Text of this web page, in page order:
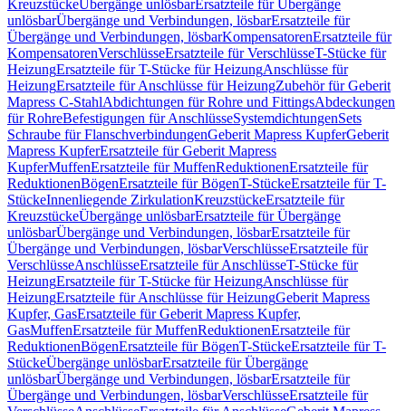
KreuzstückeÜbergänge unlösbarErsatzteile für Übergänge
unlösbarÜbergänge und Verbindungen, lösbarErsatzteile für
Übergänge und Verbindungen, lösbarKompensatorenErsatzteile für
KompensatorenVerschlüsseErsatzteile für VerschlüsseT-Stücke für
HeizungErsatzteile für T-Stücke für HeizungAnschlüsse für
HeizungErsatzteile für Anschlüsse für HeizungZubehör für Geberit
Mapress C-StahlAbdichtungen für Rohre und FittingsAbdeckungen
für RohreBefestigungen für AnschlüsseSystemdichtungenSets
Schraube für FlanschverbindungenGeberit Mapress KupferGeberit
Mapress KupferErsatzteile für Geberit Mapress
KupferMuffenErsatzteile für MuffenReduktionenErsatzteile für
ReduktionenBögenErsatzteile für BögenT-StückeErsatzteile für T-
StückeInnenliegende ZirkulationKreuzstückeErsatzteile für
KreuzstückeÜbergänge unlösbarErsatzteile für Übergänge
unlösbarÜbergänge und Verbindungen, lösbarErsatzteile für
Übergänge und Verbindungen, lösbarVerschlüsseErsatzteile für
VerschlüsseAnschlüsseErsatzteile für AnschlüsseT-Stücke für
HeizungErsatzteile für T-Stücke für HeizungAnschlüsse für
HeizungErsatzteile für Anschlüsse für HeizungGeberit Mapress
Kupfer, GasErsatzteile für Geberit Mapress Kupfer,
GasMuffenErsatzteile für MuffenReduktionenErsatzteile für
ReduktionenBögenErsatzteile für BögenT-StückeErsatzteile für T-
StückeÜbergänge unlösbarErsatzteile für Übergänge
unlösbarÜbergänge und Verbindungen, lösbarErsatzteile für
Übergänge und Verbindungen, lösbarVerschlüsseErsatzteile für